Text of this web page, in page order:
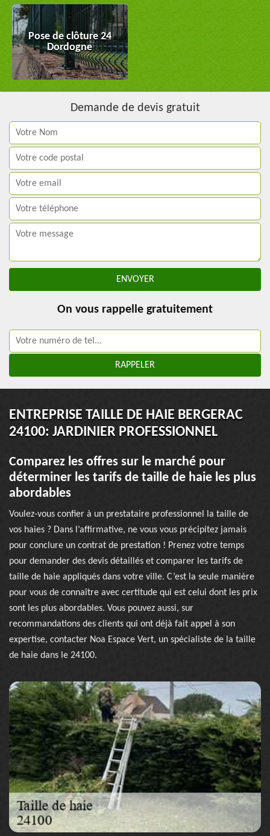
Pose de clôture 24
Dordogne
Demande de devis gratuit
On vous rappelle gratuitement
ENTREPRISE TAILLE DE HAIE BERGERAC
24100: JARDINIER PROFESSIONNEL
Comparez les offres sur le marché pour
déterminer les tarifs de taille de haie les plus
abordables
Voulez-vous confier à un prestataire professionnel la taille de
vos haies ? Dans l’affirmative, ne vous vous précipitez jamais
pour conclure un contrat de prestation ! Prenez votre temps
pour demander des devis détaillés et comparer les tarifs de
taille de haie appliqués dans votre ville. C’est la seule manière
pour vous de connaître avec certitude qui est celui dont les prix
sont les plus abordables. Vous pouvez aussi, sur
recommandations des clients qui ont déjà fait appel à son
expertise, contacter Noa Espace Vert, un spécialiste de la taille
de haie dans le 24100.